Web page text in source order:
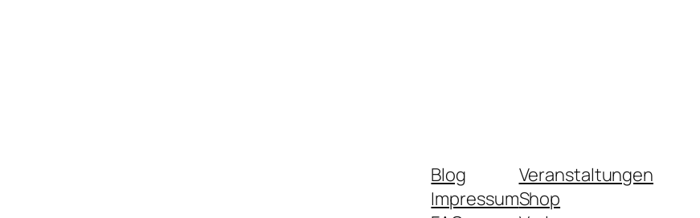
Blog
Impressum
Veranstaltungen
Shop